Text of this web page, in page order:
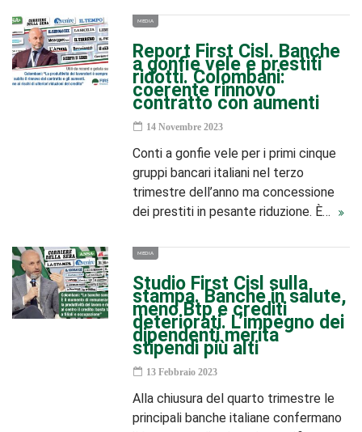
MEDIA
Report First Cisl. Banche
a gonfie vele e prestiti
ridotti. Colombani:
coerente rinnovo
contratto con aumenti
14 Novembre 2023
Conti a gonfie vele per i primi cinque
gruppi bancari italiani nel terzo
trimestre dell’anno ma concessione
dei prestiti in pesante riduzione. È…
MEDIA
Studio First Cisl sulla
stampa. Banche in salute,
meno Btp e crediti
deteriorati. L’impegno dei
dipendenti merita
stipendi più alti
13 Febbraio 2023
Alla chiusura del quarto trimestre le
principali banche italiane confermano